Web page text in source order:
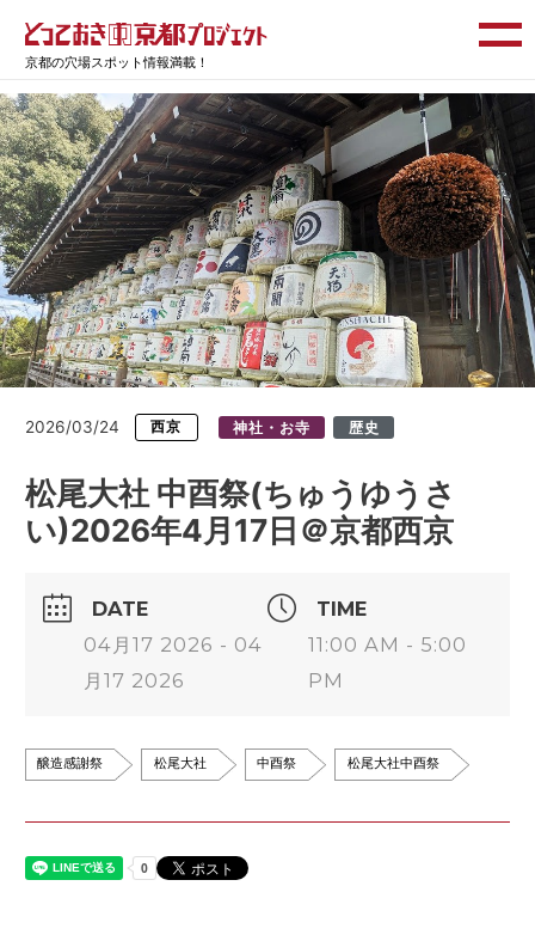
京都の穴場スポット情報満載！
2026/03/24 西京 神社・お寺 歴史
松尾大社 中酉祭(ちゅうゆうさ
い)2026年4月17日＠京都西京
DATE
04月17 2026 - 04
月17 2026
TIME
11:00 AM - 5:00
PM
醸造感謝祭 松尾大社 中酉祭 松尾大社中酉祭